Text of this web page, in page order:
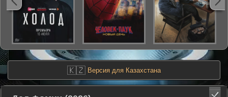
🇰🇿 Версия для Казахстана